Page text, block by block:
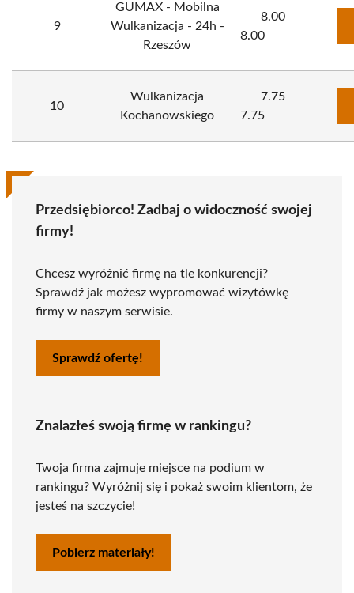
9
GUMAX - Mobilna
Wulkanizacja - 24h -
Rzeszów
8.00
8.00
10
Wulkanizacja
Kochanowskiego
7.75
7.75
Przedsiębiorco! Zadbaj o widoczność swojej
firmy!
Chcesz wyróżnić firmę na tle konkurencji?
Sprawdź jak możesz wypromować wizytówkę
firmy w naszym serwisie.
Sprawdź ofertę!
Znalazłeś swoją firmę w rankingu?
Twoja firma zajmuje miejsce na podium w
rankingu? Wyróżnij się i pokaż swoim klientom, że
jesteś na szczycie!
Pobierz materiały!